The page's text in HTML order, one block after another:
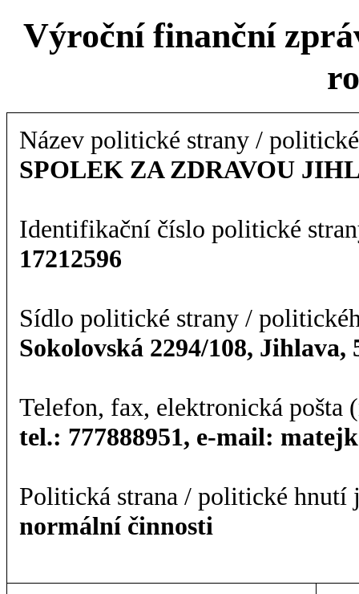
Výroční finanční
Název politické strany /
SPOLEK ZA ZDRAVOU
Identifikační číslo politické
17212596
Sídlo politické strany /
Sokolovská 2294/108, Jihlava,
Telefon, fax, elektronická pošta
tel.: 777888951, e-mail:
Politická strana / politické hnutí
normální činnosti